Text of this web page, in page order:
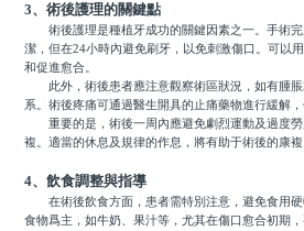
3、術後護理的關鍵點
術後護理是種植牙成功的關鍵因素之一。手術完
潔，但在24小時內避免刷牙，以免刺激傷口。可以
和促進愈合。
此外，術後患者應注意觀察術區狀況，如有腫脹
系。術後疼痛可通過醫生開具的止痛藥物進行緩解
重要的是，術後一周內應避免劇烈運動及過度勞
複。適當的休息及規律的作息，將有助于術後的康複
4、飲食調整與指導
在術後飲食方面，患者需特別注意，避免食用硬
食物爲主，如牛奶、果汁等，尤其在傷口愈合初期